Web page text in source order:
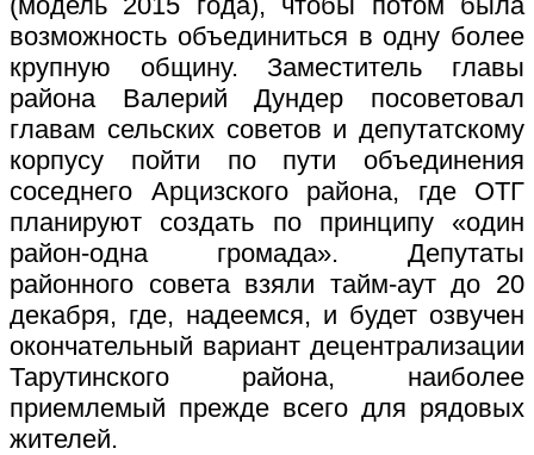
возможность объединиться в одну более
крупную общину. Заместитель главы
района Валерий Дундер посоветовал
главам сельских советов и депутатскому
корпусу пойти по пути объединения
соседнего Арцизского района, где ОТГ
планируют создать по принципу «один
район-одна громада». Депутаты
районного совета взяли тайм-аут до 20
декабря, где, надеемся, и будет озвучен
окончательный вариант децентрализации
Тарутинского района, наиболее
приемлемый прежде всего для рядовых
жителей.